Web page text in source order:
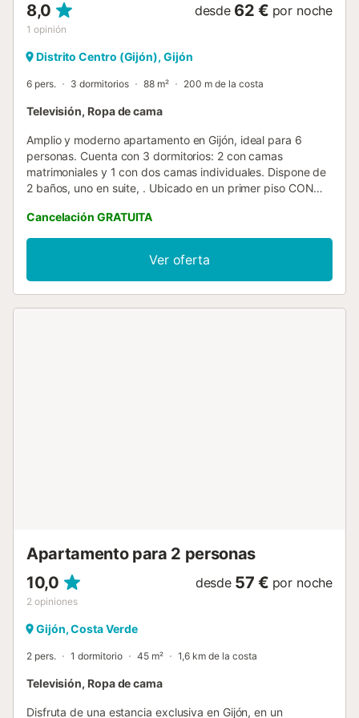
8,0
1 opinión
desde 62 € por noche
Distrito Centro (Gijón), Gijón
6 pers. 3 dormitorios 88 m² 200 m de la costa
Televisión, Ropa de cama
Amplio y moderno apartamento en Gijón, ideal para 6
personas. Cuenta con 3 dormitorios: 2 con camas
matrimoniales y 1 con dos camas individuales. Dispone de
2 baños, uno en suite, . Ubicado en un primer piso CON
los servicios necesarios....
Cancelación GRATUITA
Ver oferta
Apartamento para 2 personas
10,0
2 opiniones
desde 57 € por noche
Gijón, Costa Verde
2 pers. 1 dormitorio 45 m² 1,6 km de la costa
Televisión, Ropa de cama
Disfruta de una estancia exclusiva en Gijón, en un